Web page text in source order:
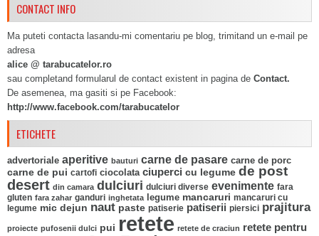
CONTACT INFO
Ma puteti contacta lasandu-mi comentariu pe blog, trimitand un e-mail pe
adresa
alice @ tarabucatelor.ro
sau completand formularul de contact existent in pagina de Contact.
De asemenea, ma gasiti si pe Facebook:
http://www.facebook.com/tarabucatelor
ETICHETE
advertoriale aperitive bauturi carne de pasare carne de porc
carne de pui cartofi ciocolata ciuperci cu legume de post
desert din camara dulciuri dulciuri diverse evenimente fara
gluten fara zahar ganduri inghetata legume mancaruri mancaruri cu
legume mic dejun naut paste patiserie patiserii piersici prajitura
proiecte pufosenii dulci pui retete retete de craciun retete pentru